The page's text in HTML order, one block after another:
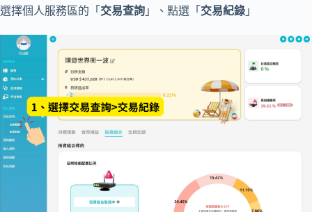
選擇個人服務區的「 交易查詢 」、點選「 交易紀錄 」